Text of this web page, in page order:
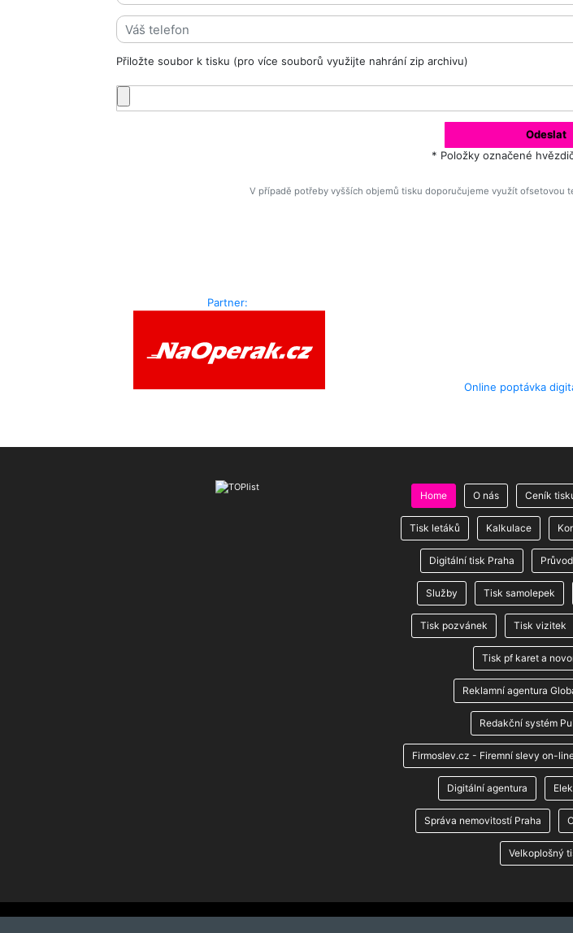
Přiložte soubor k tisku (pro více souborů využijte nahrání zip archivu)
Odeslat
* Položky označené
V případě potřeby vyšších objemů tisku doporučujeme využít ofsetovou
Partner:
Online poptávka
Home O nás Ceník
Tisk letáků Kalkulace
Digitální tisk Praha
Služby Tisk samolepek
Tisk pozvánek Tisk vizitek
Tisk pf karet a
Reklamní agentura
Redakční systém
Firmoslev.cz - Firemní slevy on-
Digitální agentura
Správa nemovitostí Praha
Velkoplošný